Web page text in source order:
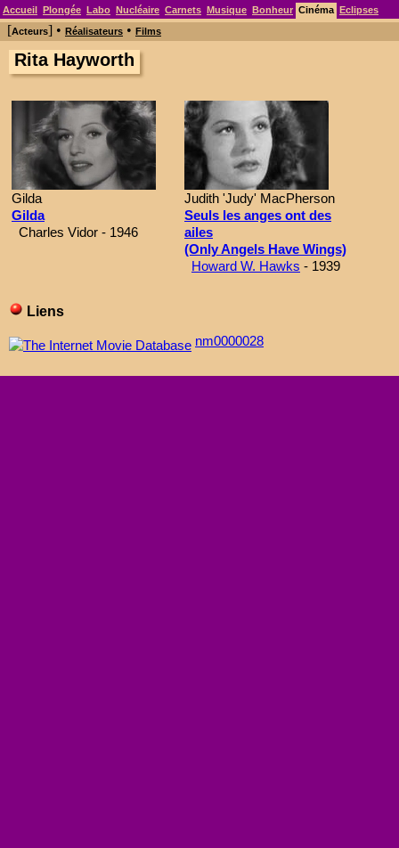
Accueil Plongée Labo Nucléaire Carnets Musique Bonheur Cinéma Eclipses
[Acteurs] • Réalisateurs • Films
Rita Hayworth
Gilda
Gilda
Charles Vidor - 1946
Judith 'Judy' MacPherson
Seuls les anges ont des
ailes
(Only Angels Have Wings)
Howard W. Hawks - 1939
Liens
nm0000028